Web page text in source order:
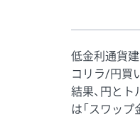
低金利通貨
コリラ/円買
結果、円と
は「スワッ